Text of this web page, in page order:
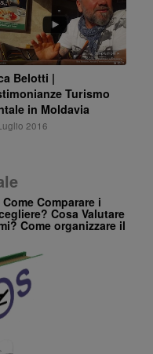
Belotti |
Turismo
in Moldavia
2016
Comparare i
Cosa Valutare
Come organizzare il